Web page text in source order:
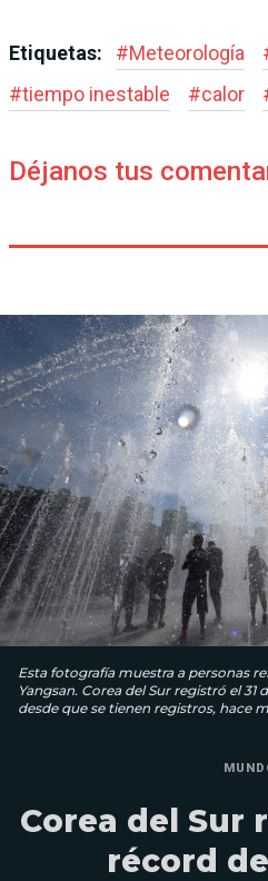
Etiquetas: #Meteorología
#tiempo inestable #calor
Déjanos tus
Esta fotografía muestra a personas
Yangsan. Corea del Sur registró el
desde que se tienen registros, hace
Corea del Sur
récord